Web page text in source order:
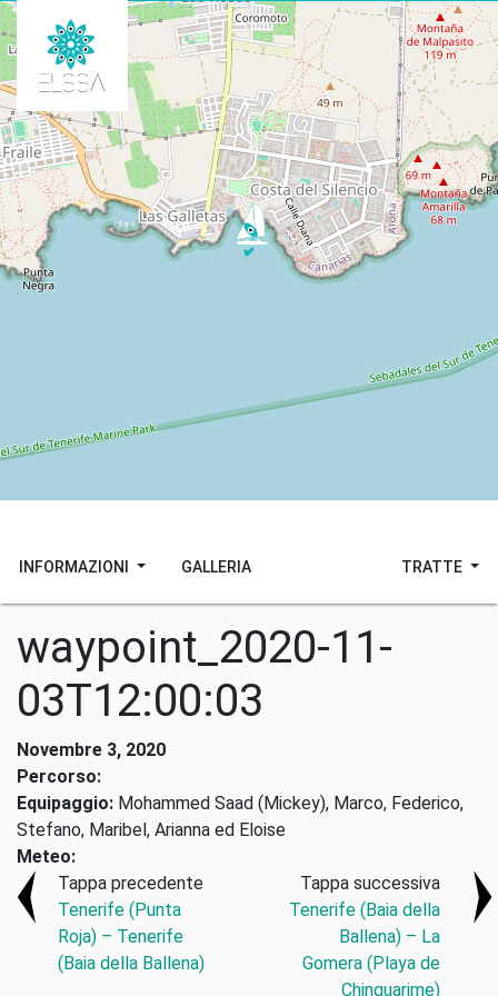
INFORMAZIONI GALLERIA TRATTE
waypoint_2020-11-
03T12:00:03
Novembre 3, 2020
Percorso:
Equipaggio: Mohammed Saad (Mickey), Marco, Federico,
Stefano, Maribel, Arianna ed Eloise
Meteo:
Tappa precedente
Tenerife (Punta
Roja) – Tenerife
(Baia della Ballena)
Tappa successiva
Tenerife (Baia della
Ballena) – La
Gomera (Playa de
Chinguarime)